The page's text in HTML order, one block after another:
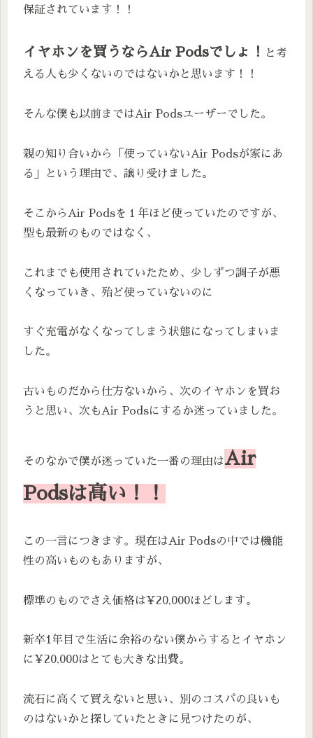
保証されています！！
イヤホンを買うならAir Podsでしょ！
と考
える人も少くないのではないかと思います！！
そんな僕も以前まではAir Podsユーザーでした。
親の知り合いから「使っていないAir Podsが家にあ
る」という理由で、譲り受けました。
そこからAir Podsを１年ほど使っていたのですが、
型も最新のものではなく、
これまでも使用されていたため、少しずつ調子が悪
くなっていき、殆ど使っていないのに
すぐ充電がなくなってしまう状態になってしまいま
した。
古いものだから仕方ないから、次のイヤホンを買お
うと思い、次もAir Podsにするか迷っていました。
そのなかで僕が迷っていた一番の理由はAir
Podsは高い！！
この一言につきます。現在はAir Podsの中では機能
性の高いものもありますが、
標準のものでさえ価格は¥20,000ほどします。
新卒1年目で生活に余裕のない僕からするとイヤホン
に¥20,000はとても大きな出費。
流石に高くて買えないと思い、別のコスパの良いも
のはないかと探していたときに見つけたのが、